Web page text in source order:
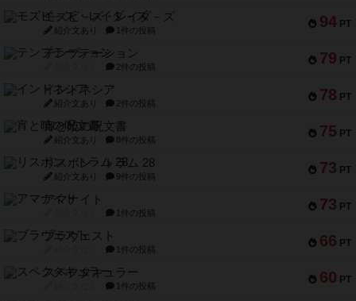
94 PT
モズビ－ズ・レイダ－ズ
紹介文あり 1件の投稿
79 PT
テンプテーション
2件の投稿
78 PT
インドネシア
紹介文あり 2件の投稿
75 PT
宵と暁の呪文書
紹介文あり 8件の投稿
73 PT
リスボン・トラム 28
紹介文あり 9件の投稿
73 PT
アマナイト
1件の投稿
66 PT
ブラヴェスト
1件の投稿
60 PT
スペクタキュラー
1件の投稿